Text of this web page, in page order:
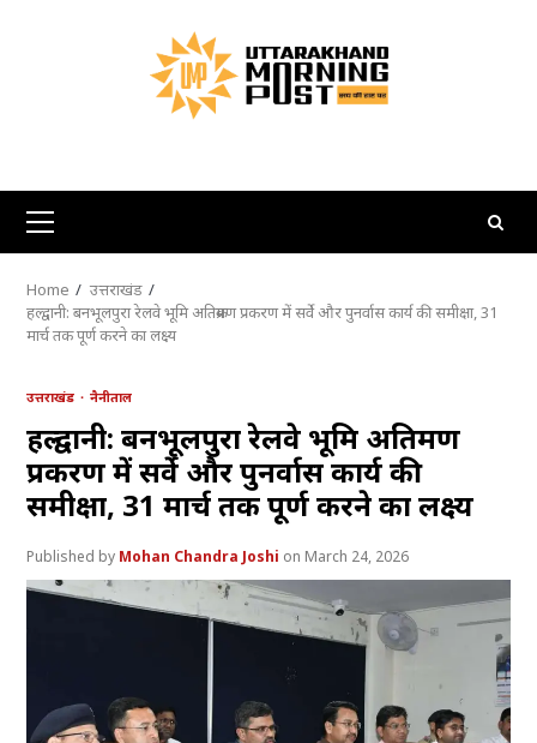
Primary
Menu
Home
उत्तराखंड
हल्द्वानी: बनभूलपुरा रेलवे भूमि अतिक्रमण प्रकरण में सर्वे और पुनर्वास कार्य की समीक्षा, 31
मार्च तक पूर्ण करने का लक्ष्य
उत्तराखंड नैनीताल
हल्द्वानी: बनभूलपुरा रेलवे भूमि अतिक्रमण
प्रकरण में सर्वे और पुनर्वास कार्य की
समीक्षा, 31 मार्च तक पूर्ण करने का लक्ष्य
Mohan Chandra Joshi March 24, 2026